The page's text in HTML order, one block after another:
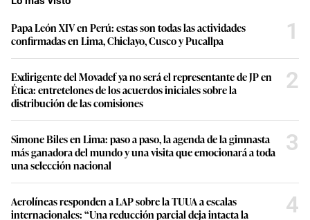
Papa León XIV en Perú: estas son todas las actividades
confirmadas en Lima, Chiclayo, Cusco y Pucallpa
1
Exdirigente del Movadef ya no será el representante de JP en
Ética: entretelones de los acuerdos iniciales sobre la
distribución de las comisiones
2
Simone Biles en Lima: paso a paso, la agenda de la gimnasta
más ganadora del mundo y una visita que emocionará a toda
una selección nacional
3
Aerolíneas responden a LAP sobre la TUUA a escalas
internacionales: “Una reducción parcial deja intacta la
4